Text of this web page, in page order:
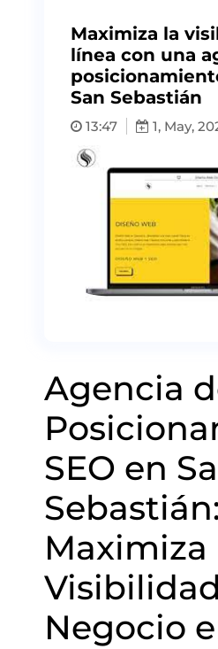
Maximiza la
línea con una
San Sebastián
13:47 1, May,
Agencia
SEO en
Sebastián:
Maximiza
Negocio